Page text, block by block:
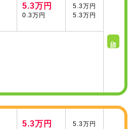
5.3万円
0.3万円
5.3万円
5.3万円
詳細へ
5.3万円
5.3万円